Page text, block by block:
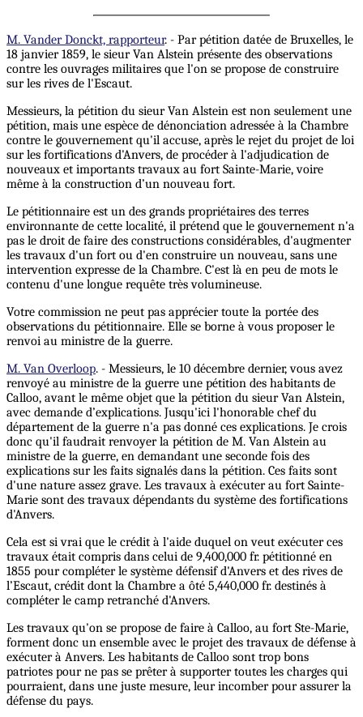
M. Vander Donckt, rapporteur. - Par pétition datée de Bruxelles, le
18 janvier 1859, le sieur Van Alstein présente des observations
contre les ouvrages militaires que l'on se propose de construire
sur les rives de l'Escaut.
Messieurs, la pétition du sieur Van Alstein est non seulement une
pétition, mais une espèce de dénonciation adressée à la Chambre
contre le gouvernement qu'il accuse, après le rejet du projet de loi
sur les fortifications d'Anvers, de procéder à l'adjudication de
nouveaux et importants travaux au fort Sainte-Marie, voire
même à la construction d’un nouveau fort.
Le pétitionnaire est un des grands propriétaires des terres
environnante de cette localité, il prétend que le gouvernement n'a
pas le droit de faire des constructions considérables, d'augmenter
les travaux d'un fort ou d'en construire un nouveau, sans une
intervention expresse de la Chambre. C'est là en peu de mots le
contenu d'une longue requête très volumineuse.
Votre commission ne peut pas apprécier toute la portée des
observations du pétitionnaire. Elle se borne à vous proposer le
renvoi au ministre de la guerre.
M. Van Overloop. - Messieurs, le 10 décembre dernier, vous avez
renvoyé au ministre de la guerre une pétition des habitants de
Calloo, avant le même objet que la pétition du sieur Van Alstein,
avec demande d’explications. Jusqu'ici l'honorable chef du
département de la guerre n'a pas donné ces explications. Je crois
donc qu'il faudrait renvoyer la pétition de M. Van Alstein au
ministre de la guerre, en demandant une seconde fois des
explications sur les faits signalés dans la pétition. Ces faits sont
d'une nature assez grave. Les travaux à exécuter au fort Sainte-
Marie sont des travaux dépendants du système des fortifications
d'Anvers.
Cela est si vrai que le crédit à l'aide duquel on veut exécuter ces
travaux était compris dans celui de 9,400,000 fr. pétitionné en
1855 pour compléter le système défensif d'Anvers et des rives de
l’Escaut, crédit dont la Chambre a ôté 5,440,000 fr. destinés à
compléter le camp retranché d'Anvers.
Les travaux qu'on se propose de faire à Calloo, au fort Ste-Marie,
forment donc un ensemble avec le projet des travaux de défense à
exécuter à Anvers. Les habitants de Calloo sont trop bons
patriotes pour ne pas se prêter à supporter toutes les charges qui
pourraient, dans une juste mesure, leur incomber pour assurer la
défense du pays.